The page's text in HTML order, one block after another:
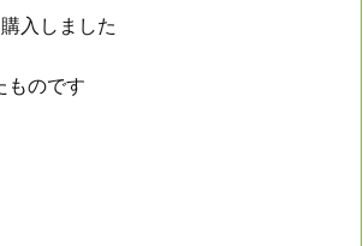
入しました
ものです